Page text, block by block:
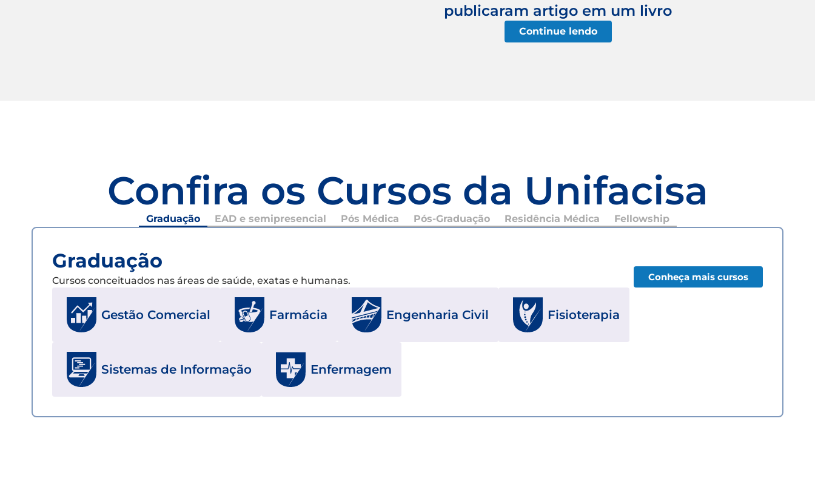
publicaram artigo em um livro
Continue lendo
Confira os Cursos da Unifacisa
Graduação EAD e semipresencial Pós Médica Pós-Graduação Residência Médica Fellowship
Graduação
Cursos conceituados nas áreas de saúde, exatas e humanas. Conheça mais cursos
Gestão Comercial Farmácia Engenharia Civil Fisioterapia
Sistemas de Informação Enfermagem